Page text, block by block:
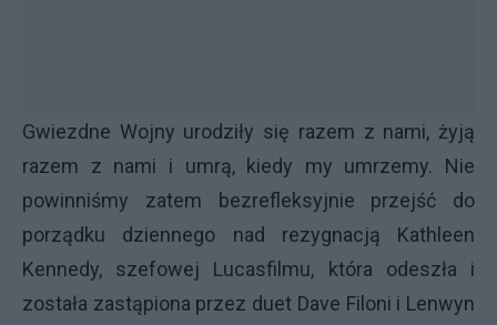
Gwiezdne Wojny urodziły się razem z nami, żyją
razem z nami i umrą, kiedy my umrzemy. Nie
powinniśmy zatem bezrefleksyjnie przejść do
porządku dziennego nad rezygnacją Kathleen
Kennedy, szefowej Lucasfilmu, która odeszła i
została zastąpiona przez duet Dave Filoni i Lenwyn